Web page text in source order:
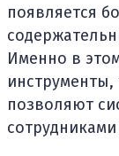
появляется
Именно в
инструменты,
позволяют